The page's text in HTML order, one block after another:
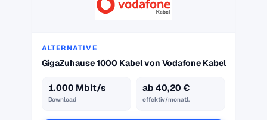
ALTERNATIVE
GigaZuhause 1000 Kabel von Vodafone Kabel
1.000 Mbit/s
Download
ab 40,20 €
effektiv/monatl.